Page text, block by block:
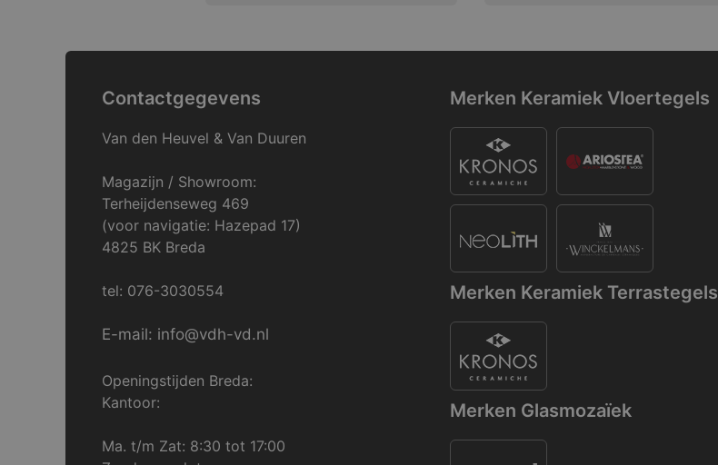
Contactgegevens
Van den Heuvel & Van Duuren
Magazijn / Showroom:
Terheijdenseweg 469
(voor navigatie: Hazepad 17)
4825 BK Breda
tel: 076-3030554
E-mail: info@vdh-vd.nl
Openingstijden Breda:
Kantoor:
Ma. t/m Zat: 8:30 tot 17:00
Merken Keramiek Vloertegels
Merken Keramiek Terrastegels
Merken Glasmozaïek